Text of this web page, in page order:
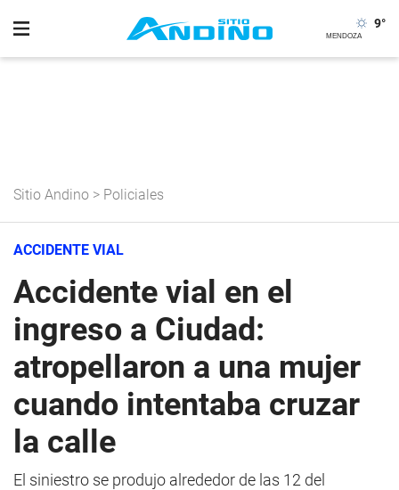
9°
Sitio Andino > Policiales
ACCIDENTE VIAL
Accidente vial en el
ingreso a Ciudad:
atropellaron a una mujer
cuando intentaba cruzar
la calle
El siniestro se produjo alrededor de las 12 del